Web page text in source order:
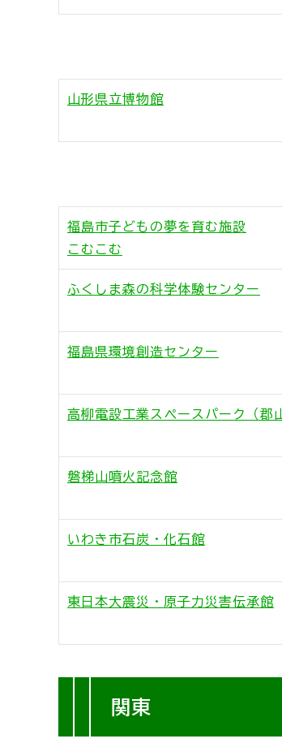
山形県立博物館
福島市子どもの夢を育む施設
こむこむ
ふくしま森の科学体験センター
福島県環境創造センター
高柳電設工業スペースパーク（郡
磐梯山噴火記念館
いわき市石炭・化石館
東日本大震災・原子力災害伝承館
関東